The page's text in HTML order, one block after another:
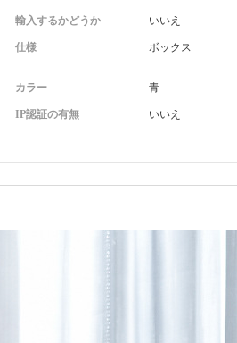
輸入するかどうか いいえ
仕様 ボックス
カラー 青
IP認証の有無 いいえ